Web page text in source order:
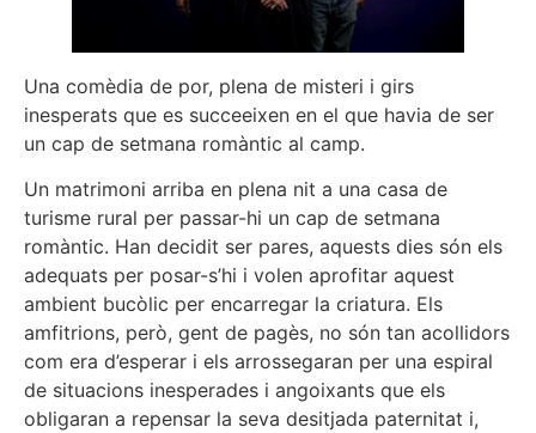
Una comèdia de por, plena de misteri i girs
inesperats que es succeeixen en el que havia de ser
un cap de setmana romàntic al camp.
Un matrimoni arriba en plena nit a una casa de
turisme rural per passar-hi un cap de setmana
romàntic. Han decidit ser pares, aquests dies són els
adequats per posar-s’hi i volen aprofitar aquest
ambient bucòlic per encarregar la criatura. Els
amfitrions, però, gent de pagès, no són tan acollidors
com era d’esperar i els arrossegaran per una espiral
de situacions inesperades i angoixants que els
obligaran a repensar la seva desitjada paternitat i,